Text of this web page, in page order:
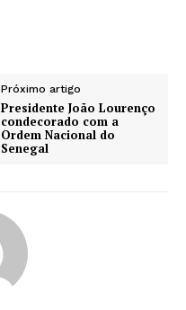
Próximo artigo
Presidente João Lourenço
condecorado com a
Ordem Nacional do
Senegal